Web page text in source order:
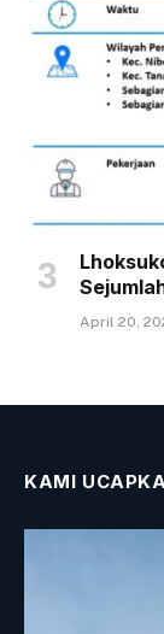
April 20,
KAMI